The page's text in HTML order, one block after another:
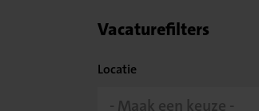
Vacaturefilters
Locatie
- Maak een keuze -